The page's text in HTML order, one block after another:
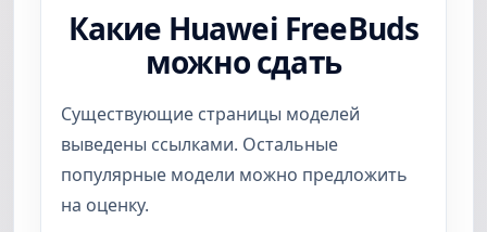
Какие Huawei FreeBuds
можно сдать
Существующие страницы моделей
выведены ссылками. Остальные
популярные модели можно предложить
на оценку.